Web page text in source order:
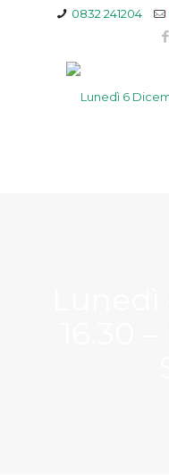
0832 241204